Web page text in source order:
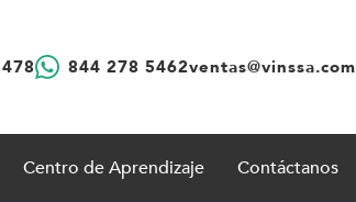
844 278 5462ventas@vinssa.com
Centro de Aprendizaje Contáctanos